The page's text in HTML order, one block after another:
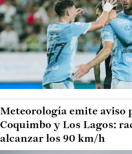
Meteorología emite aviso
Coquimbo y Los Lagos:
alcanzar los 90 km/h